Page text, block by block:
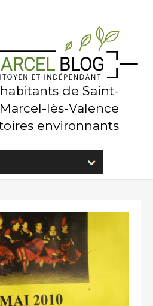
de Saint-
Marcel-lès-Valence
environnants